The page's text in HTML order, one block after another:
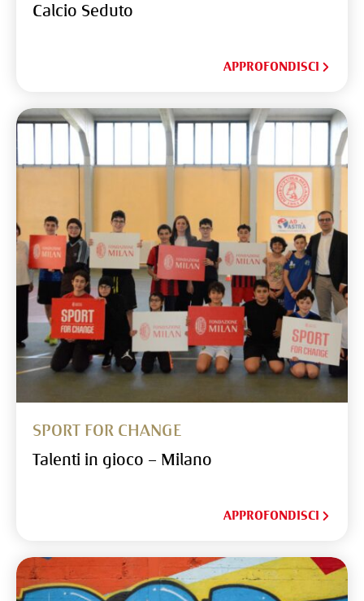
Calcio Seduto
APPROFONDISCI
SPORT FOR CHANGE
Talenti in gioco – Milano
APPROFONDISCI